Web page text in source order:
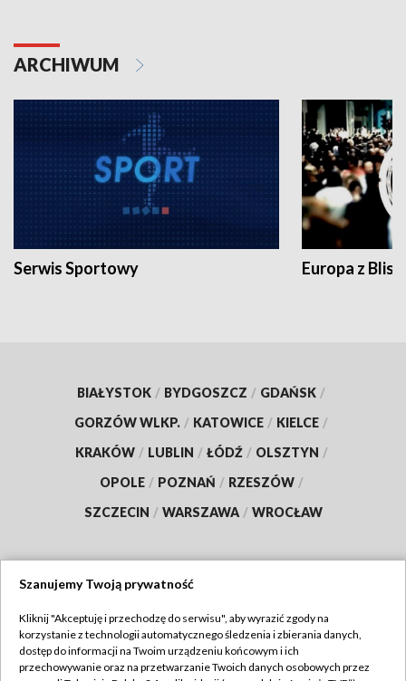
ARCHIWUM
Serwis Sportowy Europa z
BIAŁYSTOK / BYDGOSZCZ / GDAŃSK /
GORZÓW WLKP. / KATOWICE / KIELCE /
KRAKÓW / LUBLIN / ŁÓDŹ / OLSZTYN /
OPOLE / POZNAŃ / RZESZÓW /
SZCZECIN / WARSZAWA / WROCŁAW
TVP
Abonament TVP
Regulamin TVP
Szanujemy Twoją prywatność
Kliknij "Akceptuję i przechodzę do serwisu", aby wyrazić zgody na
korzystanie z technologii automatycznego śledzenia i zbierania danych,
dostęp do informacji na Twoim urządzeniu końcowym i ich
przechowywanie oraz na przetwarzanie Twoich danych osobowych przez